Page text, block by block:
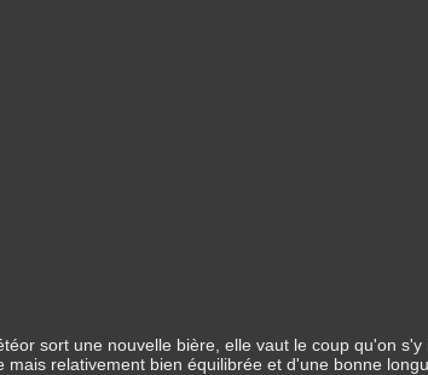
sort une nouvelle bière, elle vaut le coup qu'on
relativement bien équilibrée et d'une bonne